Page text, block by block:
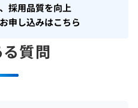
採用品質を向上
申し込みはこちら
質問